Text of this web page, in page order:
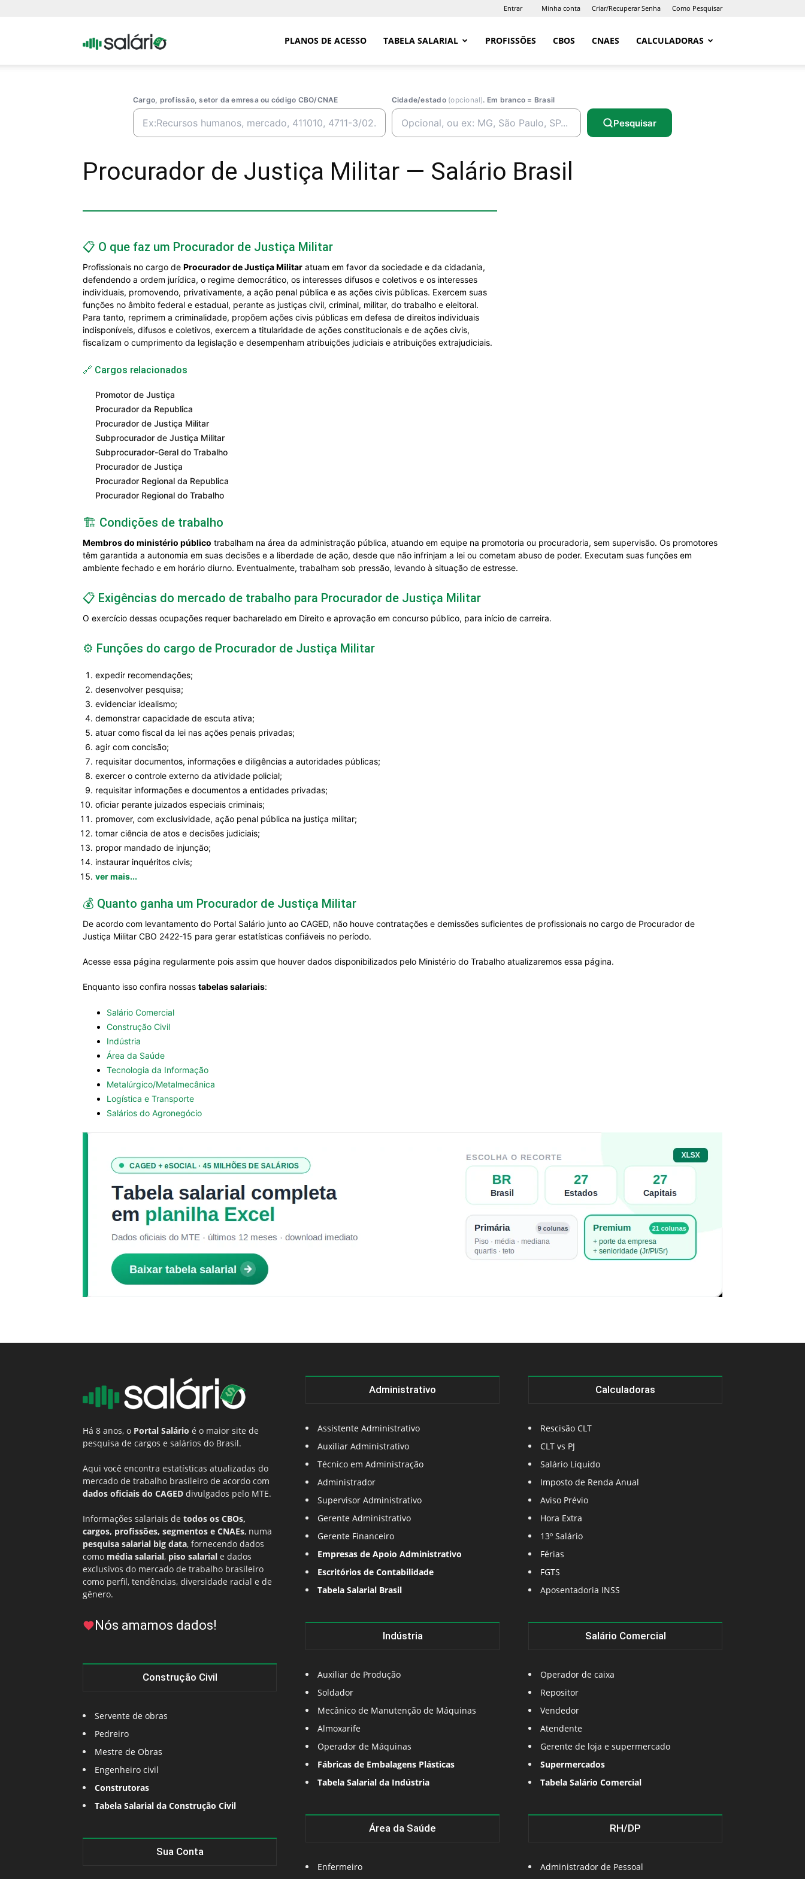
Entrar Minha conta Criar/Recuperar Senha Como Pesquisar
Portal PLANOS DE ACESSO TABELA SALARIAL PROFISSÕES CBOS CNAES CALCULADORAS
Cargo, profissão, setor da emresa ou código CBO/CNAE Cidade/estado (opcional). Em branco = Brasil
Pesquisar
Procurador de Justiça Militar — Salário Brasil
📋 O que faz um Procurador de Justiça Militar
Profissionais no cargo de Procurador de Justiça Militar atuam em favor da sociedade e da cidadania,
defendendo a ordem jurídica, o regime democrático, os interesses difusos e coletivos e os interesses
individuais, promovendo, privativamente, a ação penal pública e as ações civis públicas. Exercem suas
funções no âmbito federal e estadual, perante as justiças civil, criminal, militar, do trabalho e eleitoral.
Para tanto, reprimem a criminalidade, propõem ações civis públicas em defesa de direitos individuais
indisponíveis, difusos e coletivos, exercem a titularidade de ações constitucionais e de ações civis,
fiscalizam o cumprimento da legislação e desempenham atribuições judiciais e atribuições extrajudiciais.
🔗 Cargos relacionados
Promotor de Justiça
Procurador da Republica
Procurador de Justiça Militar
Subprocurador de Justiça Militar
Subprocurador-Geral do Trabalho
Procurador de Justiça
Procurador Regional da Republica
Procurador Regional do Trabalho
🏗️ Condições de trabalho
Membros do ministério público trabalham na área da administração pública, atuando em equipe na promotoria ou procuradoria, sem supervisão. Os promotores
têm garantida a autonomia em suas decisões e a liberdade de ação, desde que não infrinjam a lei ou cometam abuso de poder. Executam suas funções em
ambiente fechado e em horário diurno. Eventualmente, trabalham sob pressão, levando à situação de estresse.
📋 Exigências do mercado de trabalho para Procurador de Justiça Militar
O exercício dessas ocupações requer bacharelado em Direito e aprovação em concurso público, para início de carreira.
⚙️ Funções do cargo de Procurador de Justiça Militar
expedir recomendações;
desenvolver pesquisa;
evidenciar idealismo;
demonstrar capacidade de escuta ativa;
atuar como fiscal da lei nas ações penais privadas;
agir com concisão;
requisitar documentos, informações e diligências a autoridades públicas;
exercer o controle externo da atividade policial;
requisitar informações e documentos a entidades privadas;
oficiar perante juizados especiais criminais;
promover, com exclusividade, ação penal pública na justiça militar;
tomar ciência de atos e decisões judiciais;
propor mandado de injunção;
instaurar inquéritos civis;
ver mais...
💰 Quanto ganha um Procurador de Justiça Militar
De acordo com levantamento do Portal Salário junto ao CAGED, não houve contratações e demissões suficientes de profissionais no cargo de Procurador de
Justiça Militar CBO 2422-15 para gerar estatísticas confiáveis no período.
Acesse essa página regularmente pois assim que houver dados disponibilizados pelo Ministério do Trabalho atualizaremos essa página.
Enquanto isso confira nossas tabelas salariais:
Salário Comercial
Construção Civil
Indústria
Área da Saúde
Tecnologia da Informação
Metalúrgico/Metalmecânica
Logística e Transporte
Salários do Agronegócio
Há 8 anos, o Portal Salário é o maior site de
pesquisa de cargos e salários do Brasil.
Aqui você encontra estatísticas atualizadas do
mercado de trabalho brasileiro de acordo com
dados oficiais do CAGED divulgados pelo MTE.
Informações salariais de todos os CBOs,
cargos, profissões, segmentos e CNAEs, numa
pesquisa salarial big data, fornecendo dados
como média salarial, piso salarial e dados
exclusivos do mercado de trabalho brasileiro
como perfil, tendências, diversidade racial e de
gênero.
Nós amamos dados!
Construção Civil
Servente de obras
Pedreiro
Mestre de Obras
Engenheiro civil
Construtoras
Tabela Salarial da Construção Civil
Sua Conta
Administrativo
Assistente Administrativo
Auxiliar Administrativo
Técnico em Administração
Administrador
Supervisor Administrativo
Gerente Administrativo
Gerente Financeiro
Empresas de Apoio Administrativo
Escritórios de Contabilidade
Tabela Salarial Brasil
Indústria
Auxiliar de Produção
Soldador
Mecânico de Manutenção de Máquinas
Almoxarife
Operador de Máquinas
Fábricas de Embalagens Plásticas
Tabela Salarial da Indústria
Área da Saúde
Enfermeiro
Calculadoras
Rescisão CLT
CLT vs PJ
Salário Líquido
Imposto de Renda Anual
Aviso Prévio
Hora Extra
13º Salário
Férias
FGTS
Aposentadoria INSS
Salário Comercial
Operador de caixa
Repositor
Vendedor
Atendente
Gerente de loja e supermercado
Supermercados
Tabela Salário Comercial
RH/DP
Administrador de Pessoal